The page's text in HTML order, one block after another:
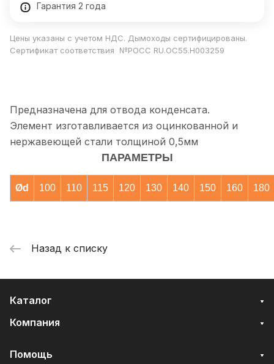
Гарантия 2 года
Цены указаны с учетом НДС. Дымоходы сертифицированы.
Сертификат соответствия №РОСС RU.ОС55.Н003259
Предназначена для отвода конденсата.
Элемент изготавливается из оцинкованной и
нержавеющей стали толщиной 0,5мм
ПАРАМЕТРЫ
Ød 100 110 115 120 130 140 150 160 180
Назад к списку
Каталог
Компания
Помощь